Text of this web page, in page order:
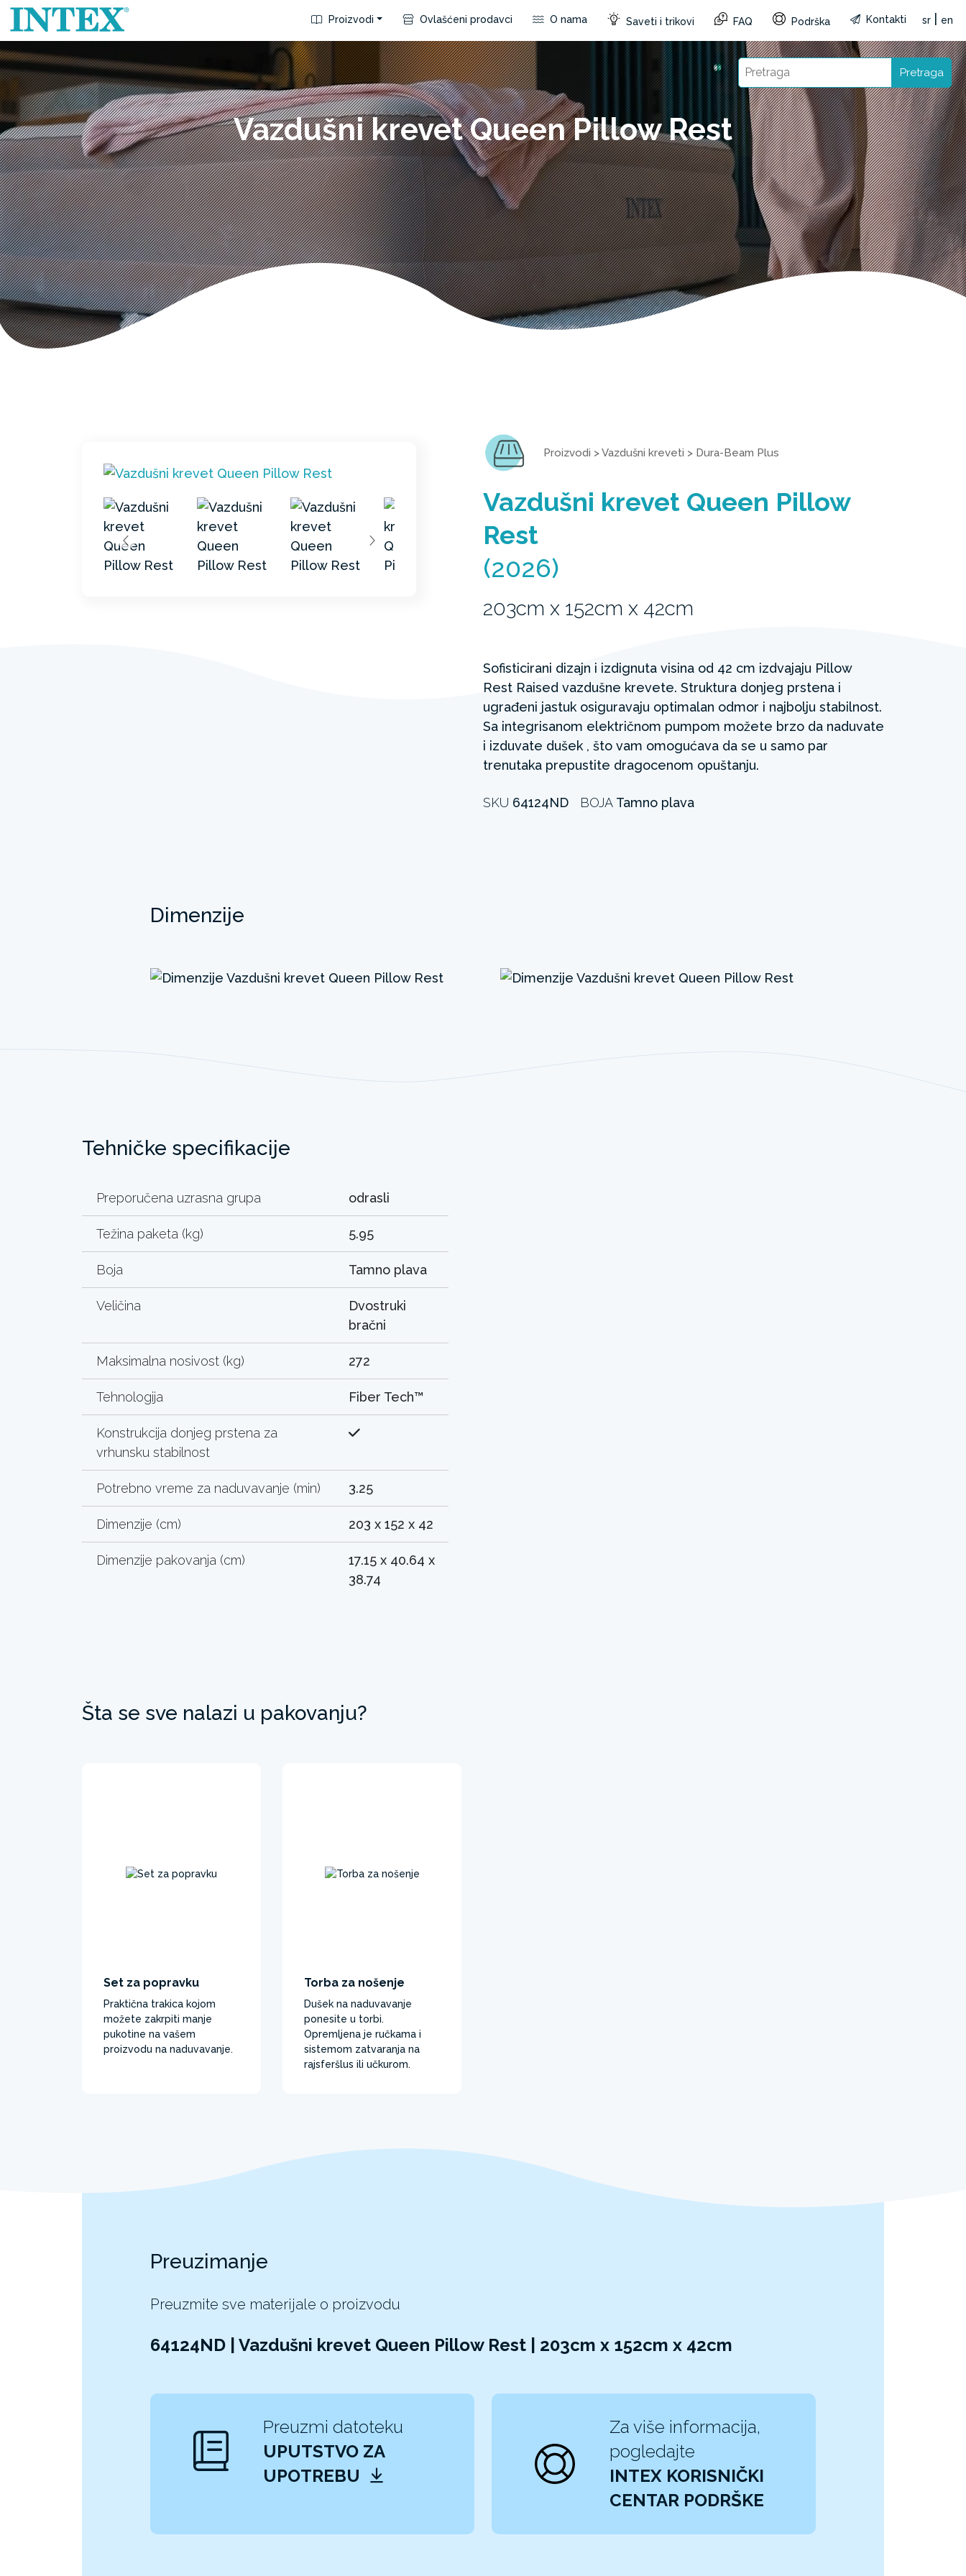
Proizvodi Ovlašćeni prodavci O nama Saveti i trikovi FAQ Podrška Kontakti sr en
Pretraga
Vazdušni krevet Queen Pillow Rest
Proizvodi >Vazdušni kreveti > Dura-Beam Plus
Vazdušni krevet Queen Pillow
Rest
(2026)
203cm x 152cm x 42cm
Sofisticirani dizajn i izdignuta visina od 42 cm izdvajaju Pillow
Rest Raised vazdušne krevete. Struktura donjeg prstena i
ugrađeni jastuk osiguravaju optimalan odmor i najbolju stabilnost.
Sa integrisanom električnom pumpom možete brzo da naduvate
i izduvate dušek , što vam omogućava da se u samo par
trenutaka prepustite dragocenom opuštanju.
SKU 64124ND BOJA Tamno plava
Dimenzije
Tehničke specifikacije
Preporučena uzrasna grupa odrasli
Težina paketa (kg) 5.95
Boja Tamno plava
Veličina
Dvostruki
bračni
Maksimalna nosivost (kg) 272
Tehnologija Fiber Tech™
Konstrukcija donjeg prstena za
vrhunsku stabilnost
Potrebno vreme za naduvavanje (min) 3.25
Dimenzije (cm) 203 x 152 x 42
Dimenzije pakovanja (cm)
17.15 x 40.64 x
38.74
Šta se sve nalazi u pakovanju?
Set za popravku
Praktična trakica kojom
možete zakrpiti manje
pukotine na vašem
proizvodu na naduvavanje.
Torba za nošenje
Dušek na naduvavanje
ponesite u torbi.
Opremljena je ručkama i
sistemom zatvaranja na
rajsferšlus ili učkurom. ​
Preuzimanje
Preuzmite sve materijale o proizvodu
64124ND | Vazdušni krevet Queen Pillow Rest | 203cm x 152cm x 42cm
Preuzmi datoteku
UPUTSTVO ZA
UPOTREBU
Za više informacija,
pogledajte
INTEX KORISNIČKI
CENTAR PODRŠKE